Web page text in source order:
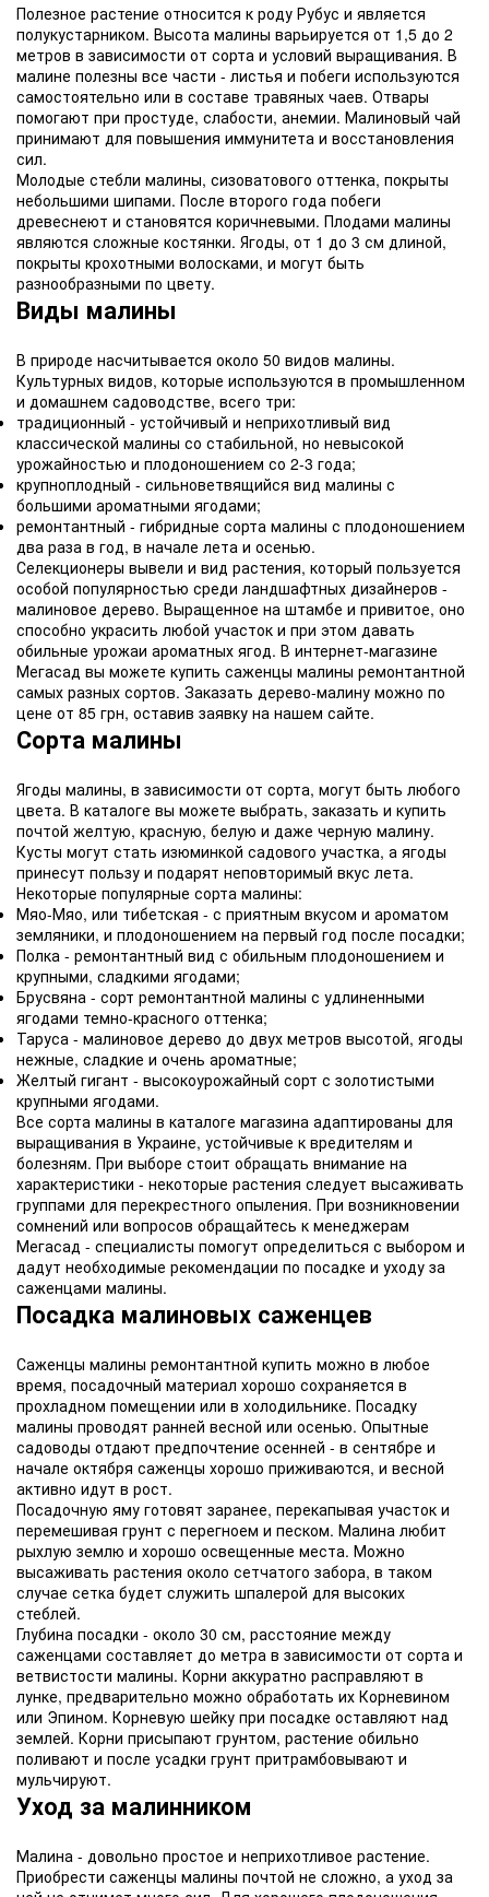
Полезное растение относится к роду Рубус и является
полукустарником. Высота малины варьируется от 1,5 до 2
метров в зависимости от сорта и условий выращивания. В
малине полезны все части - листья и побеги используются
самостоятельно или в составе травяных чаев. Отвары
помогают при простуде, слабости, анемии. Малиновый чай
принимают для повышения иммунитета и восстановления
сил.
Молодые стебли малины, сизоватового оттенка, покрыты
небольшими шипами. После второго года побеги
древеснеют и становятся коричневыми. Плодами малины
являются сложные костянки. Ягоды, от 1 до 3 см длиной,
покрыты крохотными волосками, и могут быть
разнообразными по цвету.
Виды малины
В природе насчитывается около 50 видов малины.
Культурных видов, которые используются в промышленном
и домашнем садоводстве, всего три:
традиционный - устойчивый и неприхотливый вид
классической малины со стабильной, но невысокой
урожайностью и плодоношением со 2-3 года;
крупноплодный - сильноветвящийся вид малины с
большими ароматными ягодами;
ремонтантный - гибридные сорта малины с плодоношением
два раза в год, в начале лета и осенью.
Селекционеры вывели и вид растения, который пользуется
особой популярностью среди ландшафтных дизайнеров -
малиновое дерево. Выращенное на штамбе и привитое, оно
способно украсить любой участок и при этом давать
обильные урожаи ароматных ягод. В интернет-магазине
Мегасад вы можете купить саженцы малины ремонтантной
самых разных сортов. Заказать дерево-малину можно по
цене от 85 грн, оставив заявку на нашем сайте.
Сорта малины
Ягоды малины, в зависимости от сорта, могут быть любого
цвета. В каталоге вы можете выбрать, заказать и купить
почтой желтую, красную, белую и даже черную малину.
Кусты могут стать изюминкой садового участка, а ягоды
принесут пользу и подарят неповторимый вкус лета.
Некоторые популярные сорта малины:
Мяо-Мяо, или тибетская - с приятным вкусом и ароматом
земляники, и плодоношением на первый год после посадки;
Полка - ремонтантный вид с обильным плодоношением и
крупными, сладкими ягодами;
Брусвяна - сорт ремонтантной малины с удлиненными
ягодами темно-красного оттенка;
Таруса - малиновое дерево до двух метров высотой, ягоды
нежные, сладкие и очень ароматные;
Желтый гигант - высокоурожайный сорт с золотистыми
крупными ягодами.
Все сорта малины в каталоге магазина адаптированы для
выращивания в Украине, устойчивые к вредителям и
болезням. При выборе стоит обращать внимание на
характеристики - некоторые растения следует высаживать
группами для перекрестного опыления. При возникновении
сомнений или вопросов обращайтесь к менеджерам
Мегасад - специалисты помогут определиться с выбором и
дадут необходимые рекомендации по посадке и уходу за
саженцами малины.
Посадка малиновых саженцев
Саженцы малины ремонтантной купить можно в любое
время, посадочный материал хорошо сохраняется в
прохладном помещении или в холодильнике. Посадку
малины проводят ранней весной или осенью. Опытные
садоводы отдают предпочтение осенней - в сентябре и
начале октября саженцы хорошо приживаются, и весной
активно идут в рост.
Посадочную яму готовят заранее, перекапывая участок и
перемешивая грунт с перегноем и песком. Малина любит
рыхлую землю и хорошо освещенные места. Можно
высаживать растения около сетчатого забора, в таком
случае сетка будет служить шпалерой для высоких
стеблей.
Глубина посадки - около 30 см, расстояние между
саженцами составляет до метра в зависимости от сорта и
ветвистости малины. Корни аккуратно расправляют в
лунке, предварительно можно обработать их Корневином
или Эпином. Корневую шейку при посадке оставляют над
землей. Корни присыпают грунтом, растение обильно
поливают и после усадки грунт притрамбовывают и
мульчируют.
Уход за малинником
Малина - довольно простое и неприхотливое растение.
Приобрести саженцы малины почтой не сложно, а уход за